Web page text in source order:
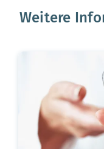
Weitere